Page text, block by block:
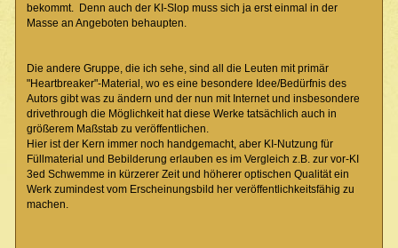
bekommt. Denn auch der KI-Slop muss sich ja erst einmal in der
Masse an Angeboten behaupten.
Die andere Gruppe, die ich sehe, sind all die Leuten mit primär
"Heartbreaker"-Material, wo es eine besondere Idee/Bedürfnis des
Autors gibt was zu ändern und der nun mit Internet und insbesondere
drivethrough die Möglichkeit hat diese Werke tatsächlich auch in
größerem Maßstab zu veröffentlichen.
Hier ist der Kern immer noch handgemacht, aber KI-Nutzung für
Füllmaterial und Bebilderung erlauben es im Vergleich z.B. zur vor-KI
3ed Schwemme in kürzerer Zeit und höherer optischen Qualität ein
Werk zumindest vom Erscheinungsbild her veröffentlichkeitsfähig zu
machen.